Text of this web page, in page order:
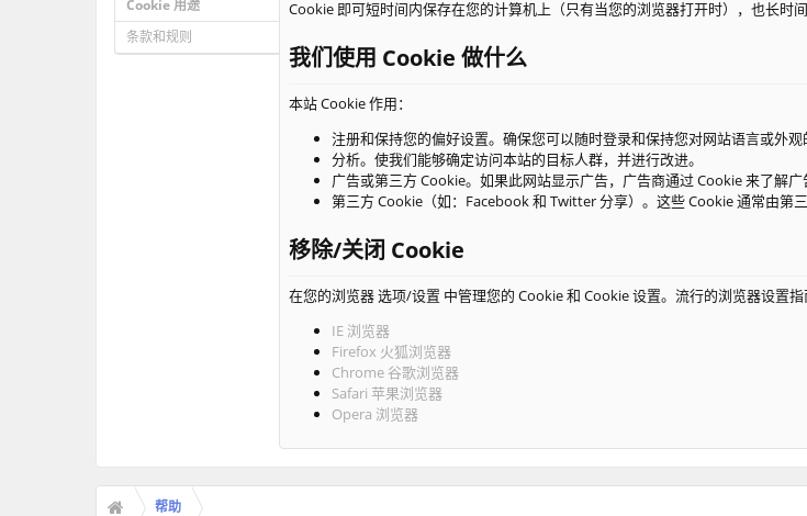
Cookie 用途
条款和规则
Cookie 即可短时间内保存在您的计算机上（只有当您的浏览器打开时），也长时
我们使用 Cookie 做什么
本站 Cookie 作用：
注册和保持您的偏好设置。确保您可以随时登录和保持您对网站语言或外观
分析。使我们能够确定访问本站的目标人群，并进行改进。
广告或第三方 Cookie。如果此网站显示广告，广告商通过 Cookie 来了解
第三方 Cookie（如：Facebook 和 Twitter 分享）。这些 Cookie 通常由第
移除/关闭 Cookie
在您的浏览器 选项/设置 中管理您的 Cookie 和 Cookie 设置。流行的浏览器设置指
IE 浏览器
Firefox 火狐浏览器
Chrome 谷歌浏览器
Safari 苹果浏览器
Opera 浏览器
帮助